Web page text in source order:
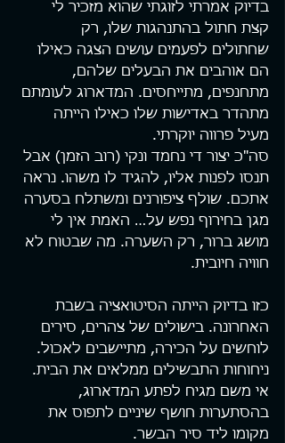
בדיוק אמרתי לזוגתי שהוא מזכיר לי
קצת חתול בהתנהגות שלו, רק
שחתולים לפעמים עושים הצגה כאילו
הם אוהבים את הבעלים שלהם,
מתחנפים, מתייחסים. המדארוג לעומתם
מתהדר באדישות שלו כאילו הייתה
מעיל פרווה יוקרתי.
סה"כ יצור די נחמד ונקי (רוב הזמן) אבל
תנסו לפנות אליו, להגיד לו משהו. נראה
אתכם. שולף ציפורנים ומשתלח בסערה
מגן בחירוף נפש על… האמת אין לי
מושג ברור, רק השערה. מה שבטוח לא
חוויה חיובית.
כזו בדיוק הייתה הסיטואציה בשבת
האחרונה. בישולים של צהרים, סירים
לוחשים על הכירה, מתיישבים לאכול.
ניחוחות התבשילים ממלאים את הבית.
אי משם מגיח לפתע המדארוג,
בהסתערות חושף שיניים לתפוס את
מקומו ליד סיר הבשר.